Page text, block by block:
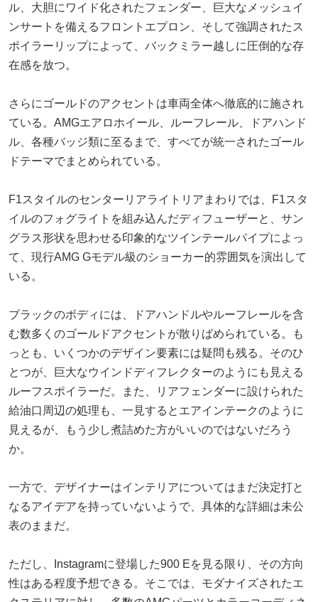
ル、大胆にワイド化されたフェンダー、巨大なメッシュイ
ンサートを備えるフロントエプロン、そして強調されたス
ポイラーリップによって、バックミラー越しに圧倒的な存
在感を放つ。
さらにゴールドのアクセントは車両全体へ徹底的に施され
ている。AMGエアロホイール、ルーフレール、ドアハンド
ル、各種バッジ類に至るまで、すべてが統一されたゴール
ドテーマでまとめられている。
F1スタイルのセンターリアライトリアまわりでは、F1スタ
イルのフォグライトを組み込んだディフューザーと、サン
グラス形状を思わせる印象的なツインテールパイプによっ
て、現行AMG Gモデル級のショーカー的雰囲気を演出して
いる。
ブラックのボディには、ドアハンドルやルーフレールを含
む数多くのゴールドアクセントが散りばめられている。も
っとも、いくつかのデザイン要素には疑問も残る。そのひ
とつが、巨大なウインドディフレクターのようにも見える
ルーフスポイラーだ。また、リアフェンダーに設けられた
給油口周辺の処理も、一見するとエアインテークのように
見えるが、もう少し煮詰めた方がいいのではないだろう
か。
一方で、デザイナーはインテリアについてはまだ決定打と
なるアイデアを持っていないようで、具体的な詳細は未公
表のままだ。
ただし、Instagramに登場した900 Eを見る限り、その方向
性はある程度予想できる。そこでは、モダナイズされたエ